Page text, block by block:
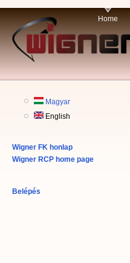
Home
Magyar
English
Wigner FK honlap
Wigner RCP home page
Belépés